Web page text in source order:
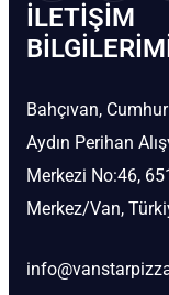
İLETIŞIM
Bahçıvan,
Aydın Perihan
Merkezi No:46,
Merkez/Van,